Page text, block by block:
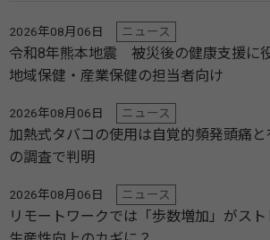
2026年08月06日 ニュース
令和8年熊本地震 被災後の健康支援に
地域保健・産業保健の担当者向け
2026年08月06日 ニュース
加熱式タバコの使用は自覚的頻発頭痛
の調査で判明
2026年08月06日 ニュース
リモートワークでは「歩数増加」がス